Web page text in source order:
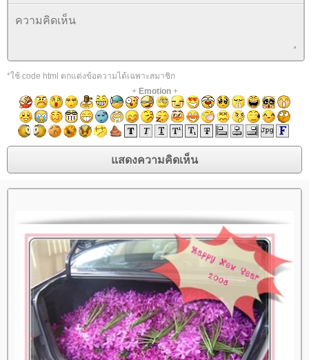
*ใช้ code html ตกแต่งข้อความได้เฉพาะสมาชิก
+ Emotion+